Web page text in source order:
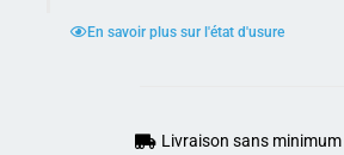
En savoir plus sur l'état d'usure
Livraison sans